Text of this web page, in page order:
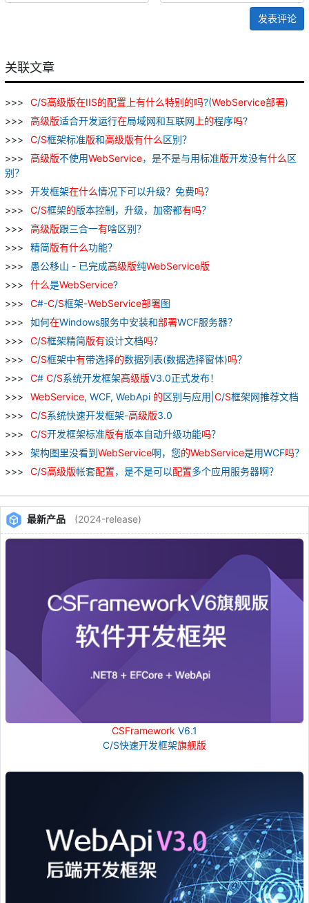
发表评论
关联文章
C/S高级版在IIS的配置 上有什么特别的吗?(WebService部署)
高级版适合开发运行在局域网和互联网 上的程序吗?
C/S框架标准版和高级版有什么区别？
高级版不使用WebService，是不是与用标准版开发没有什么区
别？
开发框架在什么情况下可以升级？免费吗？
C/S框架的版本控制，升级，加密都有吗？
高级版跟三合一有啥区别？
精简版有什么功能？
愚公移山 - 已完成高级版纯WebService版
什么是WebService?
C#-C/S框架-WebService部署图
如何在Windows服务中安装和部署WCF服务器？
C/S框架精简版有设计文档吗？
C/S框架中有带选择的数据列表(数据选择窗体)吗？
C# C/S系统开发框架高级版V3.0正式发布！
WebService, WCF, WebApi 的区别与应用| C/S框架网推荐文档
C/S系统快速开发框架-高级版3.0
C/S开发框架标准版有版本自动升级功能吗？
架构图里没看到WebService啊，您的WebService是用WCF吗？
C/S高级版帐套配置，是不是可以配置多个应用服务器啊？
最新产品 (2024-release)
CSFramework V6.1
C/S快速开发框架旗舰版